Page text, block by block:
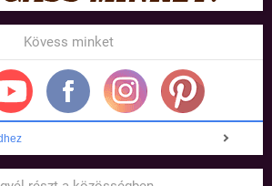
Kövess minket